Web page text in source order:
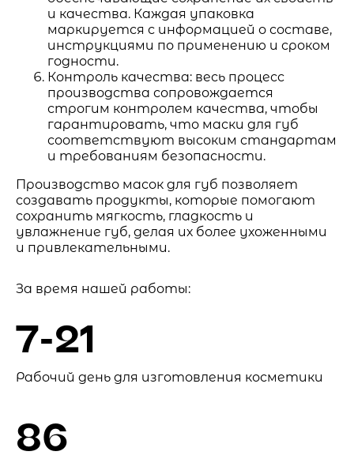
и качества. Каждая упаковка
маркируется с информацией о составе,
инструкциями по применению и сроком
годности.
Контроль качества: весь процесс
производства сопровождается
строгим контролем качества, чтобы
гарантировать, что маски для губ
соответствуют высоким стандартам
и требованиям безопасности.
Производство масок для губ позволяет
создавать продукты, которые помогают
сохранить мягкость, гладкость и
увлажнение губ, делая их более ухоженными
и привлекательными.
За время нашей работы:
7-21
Рабочий день для изготовления косметики
86